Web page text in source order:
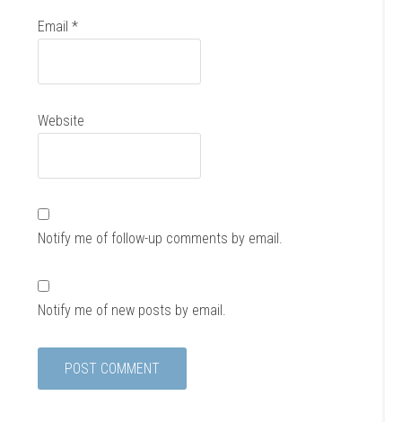
Email*
Website
Notify me of follow-up comments by email.
Notify me of new posts by email.